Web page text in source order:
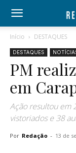
Início DESTAQUES
DESTAQUES
PM
em
Ação resultou em
vistoriados e 38
Por Redação - 13 de